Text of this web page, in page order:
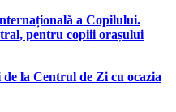
a Copilului.
pentru copiii orașului
la Centrul de Zi cu ocazia